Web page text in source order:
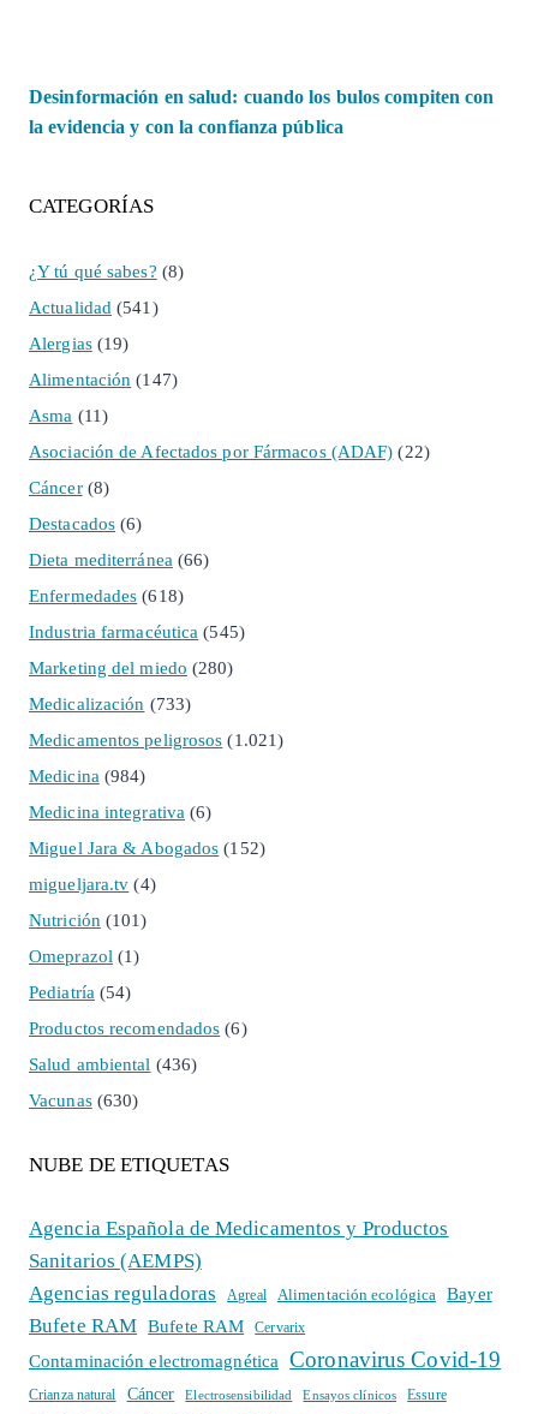
Desinformación en salud: cuando los bulos compiten con
la evidencia y con la confianza pública
CATEGORÍAS
¿Y tú qué sabes? (8)
Actualidad (541)
Alergias(19)
Alimentación (147)
Asma (11)
Asociación de Afectados por Fármacos (ADAF) (22)
Cáncer(8)
Destacados (6)
Dieta mediterránea (66)
Enfermedades (618)
Industria farmacéutica (545)
Marketing del miedo (280)
Medicalización (733)
Medicamentos peligrosos (1.021)
Medicina (984)
Medicina integrativa (6)
Miguel Jara & Abogados (152)
migueljara.tv (4)
Nutrición (101)
Omeprazol (1)
Pediatría (54)
Productos recomendados (6)
Salud ambiental (436)
Vacunas(630)
NUBE DE ETIQUETAS
Agencia Española de Medicamentos y Productos
Sanitarios (AEMPS)
Agencias reguladoras
Agreal Alimentación ecológica Bayer
Bufete RAM Bufete RAM Cervarix
Contaminación electromagnética Coronavirus Covid-19
Crianza natural Cáncer Electrosensibilidad Ensayos clínicos Essure